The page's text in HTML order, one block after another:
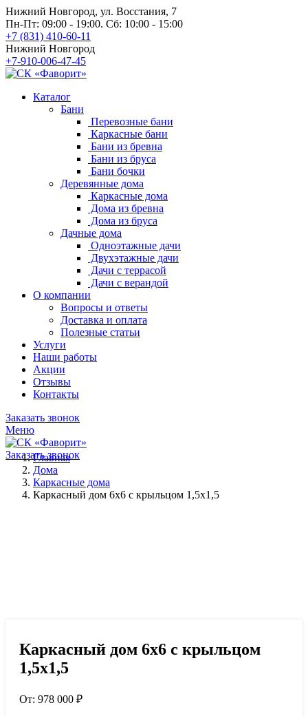
Нижний Новгород, ул. Восстания, 7
Пн-Пт: 09:00 - 19:00. Сб: 10:00 - 15:00
+7 (831) 410-60-11
Нижний Новгород
+7-910-006-47-45
Каталог
Бани
Перевозные бани
Каркасные бани
Бани из бревна
Бани из бруса
Бани бочки
Деревянные дома
Каркасные дома
Дома из бревна
Дома из бруса
Дачные дома
Одноэтажные дачи
Двухэтажные дачи
Дачи с террасой
Дачи с верандой
О компании
Вопросы и ответы
Доставка и оплата
Полезные статьи
Услуги
Наши работы
Акции
Отзывы
Контакты
Заказать звонок
Меню
Заказать звонок
Главная
Дома
Каркасные дома
Каркасный дом 6х6 с крыльцом 1,5х1,5
Каркасный дом 6х6 с крыльцом
1,5х1,5
От: 978 000 ₽